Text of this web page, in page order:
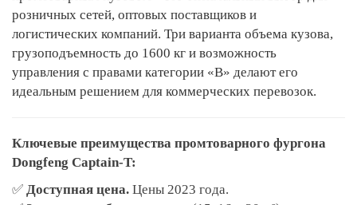
розничных сетей, оптовых поставщиков и
логистических компаний. Три варианта объема кузова,
грузоподъемность до 1600 кг и возможность
управления с правами категории «B» делают его
идеальным решением для коммерческих перевозок.
Ключевые преимущества промтоварного фургона
Dongfeng Captain-T:
✅ Доступная цена. Цены 2023 года.